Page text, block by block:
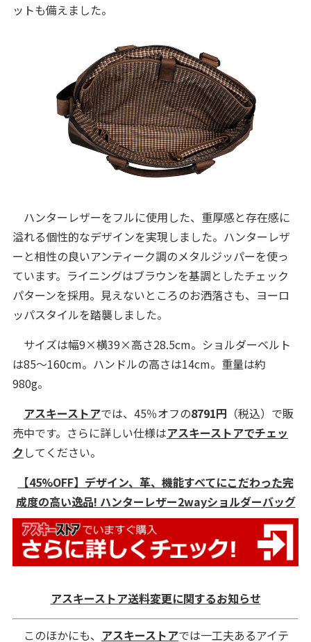
ットも備えました。
ハンターレザーをフルに使用した、重厚感と存在感に
溢れる個性的なデザインを実現しました。ハンターレザ
ーと相性の良いアンティーク調のメタルジッパーを使っ
ています。ライニングはブラウンを基調としたチェック
パターンを採用。見えないところのお洒落さも、ヨーロ
ッパスタイルを踏襲しました。
サイズは幅9×横39×高さ28.5cm。ショルダーベルト
は85～160cm。ハンドルの高さは14cm。重量は約
980g。
アスキーストアでは、45％オフの8791円 （税込）で販
売中です。さらに詳しい仕様はアスキーストアでチェッ
クしてください。
【45%OFF】デザイン、革、機能すべてにこだわった完
成度の高い逸品! ハンターレザー2wayショルダーバッグ
アスキーストア送料変更に関するお知らせ
このほかにも、 アスキーストアでは一工夫あるアイテ